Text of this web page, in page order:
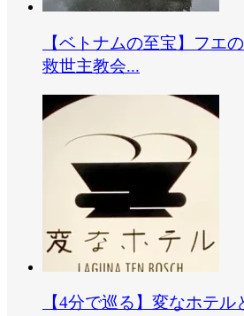
【ベトナムの至宝】フエ
救世主教会...
【4分で巡る】変なホテ